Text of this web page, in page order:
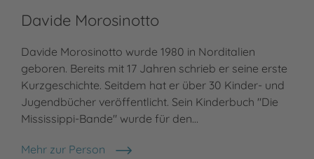
Davide Morosinotto
Davide Morosinotto wurde 1980 in Norditalien
geboren. Bereits mit 17 Jahren schrieb er seine erste
Kurzgeschichte. Seitdem hat er über 30 Kinder- und
Jugendbücher veröffentlicht. Sein Kinderbuch "Die
Mississippi-Bande" wurde für den…
Mehr zur Person